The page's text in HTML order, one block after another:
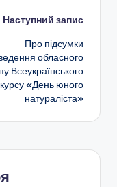
ai ді
л
и
т
и
с
я
Наступний запис
Про підсумки
обласного
Всеукраїнського
«День юного
натураліста»